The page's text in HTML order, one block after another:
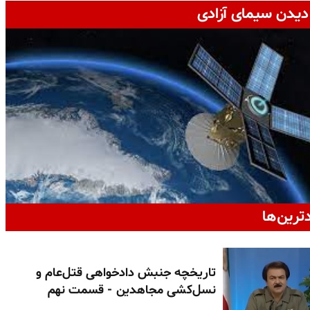
سیمای آزادی
تاریخچه جنبش دادخواهی قتل‌عام و
نسل‌کشی مجاهدین - قسمت نهم